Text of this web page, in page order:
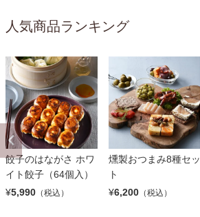
人気商品ランキング
餃子のはながさ ホワ
イト餃子（64個入）
¥5,990 （税込）
燻製おつまみ8種セッ
ト
¥6,200 （税込）